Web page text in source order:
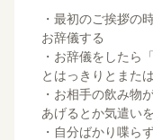
・最初のご挨拶の
お辞儀する
・お辞儀をしたら
とはっきりとまた
・お相手の飲み物
あげるとか気遣い
・自分ばかり喋ら